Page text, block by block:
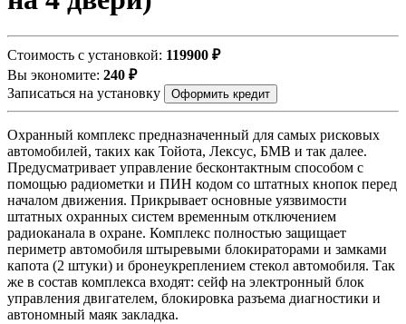
Стоимость с установкой: 119900 ₽
Вы экономите: 240 ₽
Записаться на установку
Оформить кредит
Охранный комплекс предназначенный для самых рисковых
автомобилей, таких как Тойота, Лексус, БМВ и так далее.
Предусматривает управление бесконтактным способом с
помощью радиометки и ПИН кодом со штатных кнопок перед
началом движения. Прикрывает основные уязвимости
штатных охранных систем временным отключением
радиоканала в охране. Комплекс полностью защищает
периметр автомобиля штыревыми блокираторами и замками
капота (2 штуки) и бронеукреплением стекол автомобиля. Так
же в состав комплекса входят: сейф на электронный блок
управления двигателем, блокировка разъема диагностики и
автономный маяк закладка.